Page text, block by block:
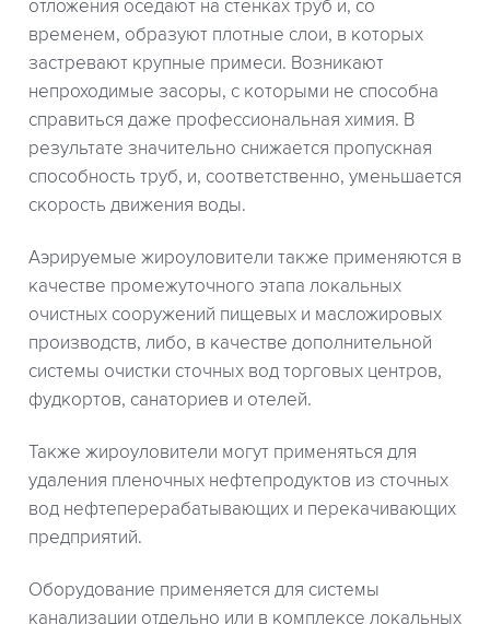
отложения оседают на стенках труб и, со
временем, образуют плотные слои, в которых
застревают крупные примеси. Возникают
непроходимые засоры, с которыми не способна
справиться даже профессиональная химия. В
результате значительно снижается пропускная
способность труб, и, соответственно, уменьшается
скорость движения воды.
Аэрируемые жироуловители также применяются в
качестве промежуточного этапа локальных
очистных сооружений пищевых и масложировых
производств, либо, в качестве дополнительной
системы очистки сточных вод торговых центров,
фудкортов, санаториев и отелей.
Также жироуловители могут применяться для
удаления пленочных нефтепродуктов из сточных
вод нефтеперерабатывающих и перекачивающих
предприятий.
Оборудование применяется для системы
канализации отдельно или в комплексе локальных